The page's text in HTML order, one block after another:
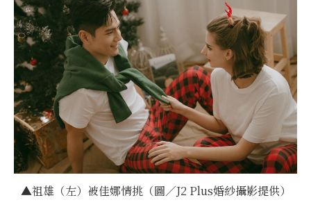
▲祖雄（左）被佳娜情挑（圖／J2 Plus婚紗攝影提供）